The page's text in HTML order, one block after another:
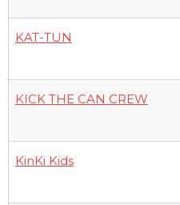
KAT-TUN
KICK THE CAN CREW
KinKi Kids